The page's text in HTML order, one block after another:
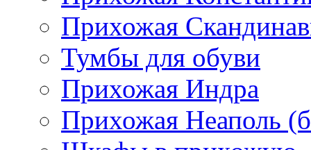
Прихожая
Тумбы для обуви
Прихожая Индра
Прихожая Неаполь